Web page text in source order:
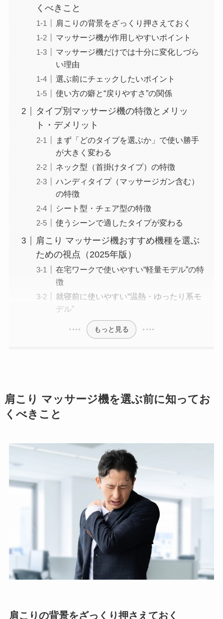
くべきこと
肩こりの背景をざっくり押さえておく
マッサージ機が作用しやすいポイント
マッサージ機だけでは十分に変化しづら
い理由
選ぶ前にチェックしたいポイント
使い方の癖と“戻りやすさ”の関係
タイプ別マッサージ機の特徴とメリッ
ト・デメリット
まず「どのタイプを選ぶか」で使い勝手
が大きく変わる
ネック型（首掛けタイプ）の特徴
ハンディタイプ（マッサージガン含む）
の特徴
シート型・チェア型の特徴
使うシーンで適したタイプが変わる
肩こり マッサージ機おすすめ機種を選ぶ
ための視点（2025年版）
在宅ワークで使いやすい“軽量モデル”の特
徴
就寝前に使いやすい“温熱・ゆったり系モ
デル”
もっと見る
肩こり マッサージ機を選ぶ前に知ってお
くべきこと
肩こりの背景をざっくり押さえておく